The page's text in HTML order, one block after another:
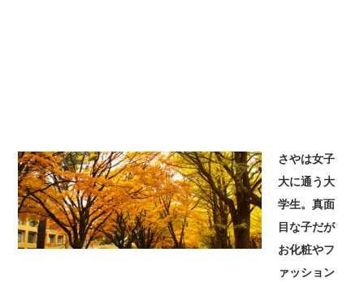
さやは女子
大に通う大
学生。真面
目な子だが
お化粧やフ
ァッション